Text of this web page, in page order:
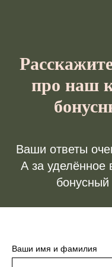
про наш
Ваши ответы
А за
Ваши имя и фамилия